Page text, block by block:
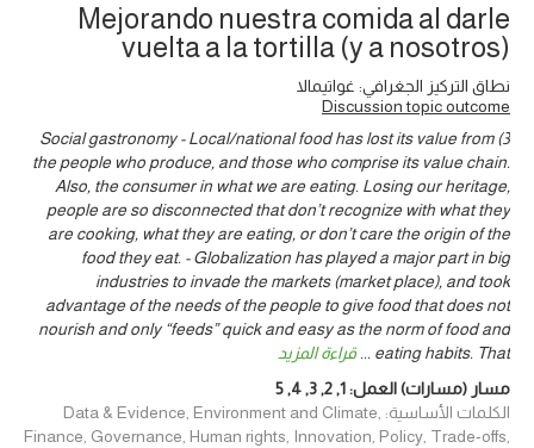
Mejorando nuestra comida al darle
vuelta a la tortilla (y a nosotros)
نطاق التركيز الجغرافي: غواتيمالا
Discussion topic outcome
3) Social gastronomy - Local/national food has lost its value from
the people who produce, and those who comprise its value chain.
Also, the consumer in what we are eating. Losing our heritage,
people are so disconnected that don’t recognize with what they
are cooking, what they are eating, or don’t care the origin of the
food they eat. - Globalization has played a major part in big
industries to invade the markets (market place), and took
advantage of the needs of the people to give food that does not
nourish and only “feeds” quick and easy as the norm of food and
eating habits. That
... قراءة المزيد
مسار (مسارات) العمل:1
,
2
,
3
,
4
,
5
الكلمات الأساسية: Data & Evidence, Environment and Climate,
Finance, Governance, Human rights, Innovation, Policy, Trade-offs,